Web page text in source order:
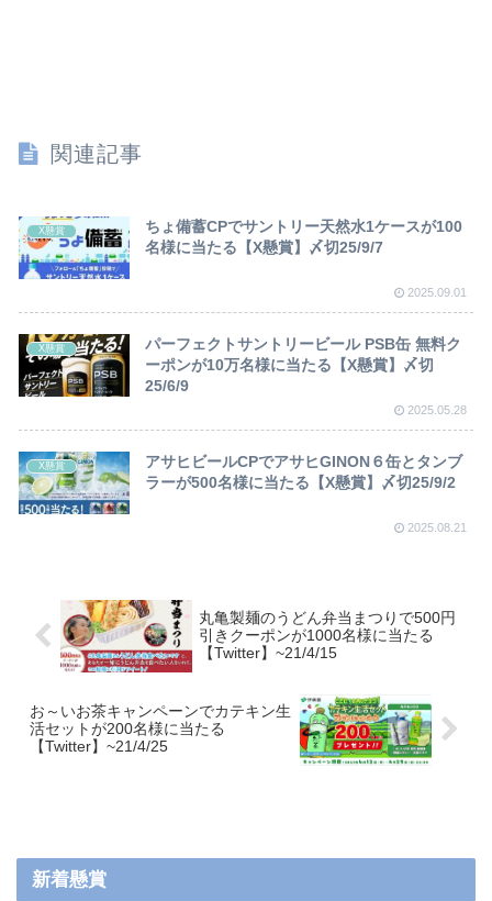
関連記事
X懸賞
ちょ備蓄CPでサントリー天然水1ケースが100
名様に当たる【X懸賞】〆切25/9/7
2025.09.01
X懸賞
パーフェクトサントリービール PSB缶 無料ク
ーポンが10万名様に当たる【X懸賞】〆切
25/6/9
2025.05.28
X懸賞
アサヒビールCPでアサヒGINON６缶とタンブ
ラーが500名様に当たる【X懸賞】〆切25/9/2
2025.08.21
丸亀製麺のうどん弁当まつりで500円
引きクーポンが1000名様に当たる
【Twitter】~21/4/15
お～いお茶キャンペーンでカテキン生
活セットが200名様に当たる
【Twitter】~21/4/25
新着懸賞